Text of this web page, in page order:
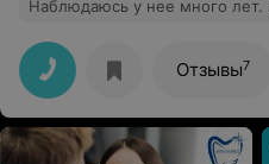
Наблюдаюсь у нее много лет.
комплексным рекомендациям
здоровая полость рта. Я
мы с этого начинали много
блестящий ум! Также у
обслуживается вся моя
такому врачу. Спасибо!
Отзывы7